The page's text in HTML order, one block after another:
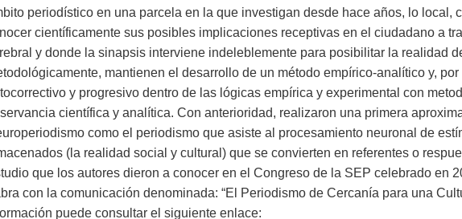
periodístico en una parcela en la que investigan desde hace años, lo local,
científicamente sus posibles implicaciones receptivas en el ciudadano a
y donde la sinapsis interviene indeleblemente para posibilitar la realidad
mantienen el desarrollo de un método empírico-analítico y,
y progresivo dentro de las lógicas empírica y experimental con
científica y analítica. Con anterioridad, realizaron una primera
como el periodismo que asiste al procesamiento neuronal de
(la realidad social y cultural) que se convierten en referentes o
que los autores dieron a conocer en el Congreso de la SEP celebrado en
con la comunicación denominada: “El Periodismo de Cercanía para una
puede consultar el siguiente enlace: